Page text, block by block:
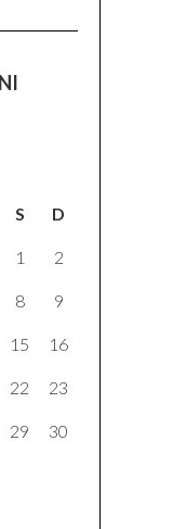
S D
1 2
8 9
15 16
22 23
29 30